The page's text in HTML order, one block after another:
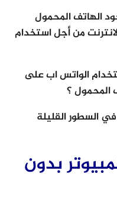
الهاتف المحمول
من أجل استخدام
الواتس اب على
المحمول ؟
السطور القليلة
بدون